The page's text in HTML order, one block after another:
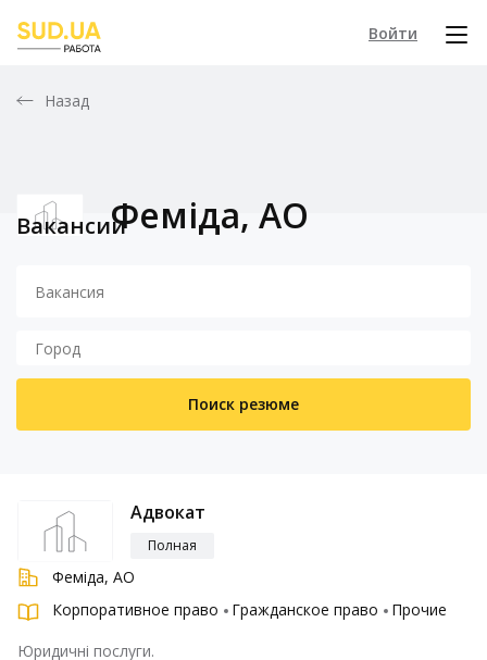
Войти
Назад
Феміда, АО
Вакансии
Поиск резюме
Адвокат
Полная
Феміда, АО
Корпоративное право
Гражданское право
Прочие
Юридичні послуги.